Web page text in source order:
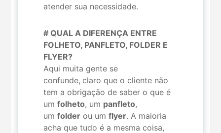
atender sua necessidade.
# QUAL A DIFERENÇA ENTRE
FOLHETO, PANFLETO, FOLDER E
FLYER?
Aqui muita gente se
confunde, claro que o cliente não
tem a obrigação de saber o que é
umfolheto, um panfleto,
umfolder ou umflyer. A maioria
acha que tudo é a mesma coisa,